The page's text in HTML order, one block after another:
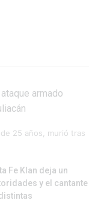
armado
25 años, murió tras
Fe Klan deja un
y el cantante